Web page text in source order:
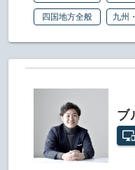
四国地方全般 九州
ブ